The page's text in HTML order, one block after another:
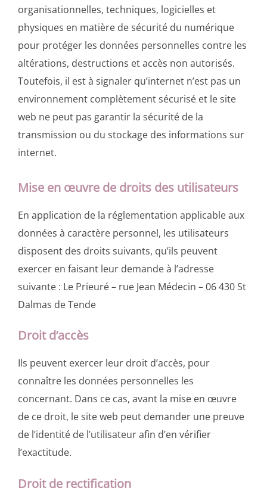
organisationnelles, techniques, logicielles et
physiques en matière de sécurité du numérique
pour protéger les données personnelles contre les
altérations, destructions et accès non autorisés.
Toutefois, il est à signaler qu’internet n’est pas un
environnement complètement sécurisé et le site
web ne peut pas garantir la sécurité de la
transmission ou du stockage des informations sur
internet.
Mise en œuvre de droits des utilisateurs
En application de la réglementation applicable aux
données à caractère personnel, les utilisateurs
disposent des droits suivants, qu’ils peuvent
exercer en faisant leur demande à l’adresse
suivante : Le Prieuré – rue Jean Médecin – 06 430 St
Dalmas de Tende
Droit d’accès
Ils peuvent exercer leur droit d’accès, pour
connaître les données personnelles les
concernant. Dans ce cas, avant la mise en œuvre
de ce droit, le site web peut demander une preuve
de l’identité de l’utilisateur afin d’en vérifier
l’exactitude.
Droit de rectification